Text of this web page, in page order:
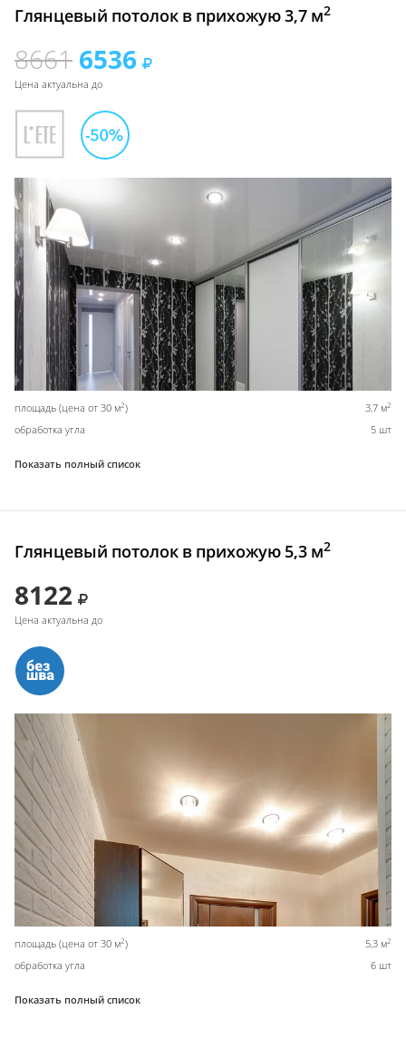
Глянцевый потолок в прихожую 3,7 м2
8661 6536
Цена актуальна до
площадь (цена от 30 м2) 3,7 м2
обработка угла 5 шт
Показать полный список
Глянцевый потолок в прихожую 5,3 м2
8122
Цена актуальна до
площадь (цена от 30 м2) 5,3 м2
обработка угла 6 шт
Показать полный список